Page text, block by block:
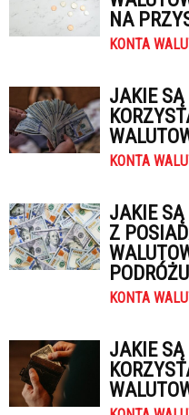
NA
KONTA
JAKIE
KONTA
JAKIE SĄ
Z
KONTA
JAKIE